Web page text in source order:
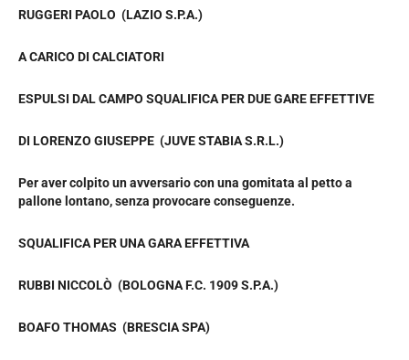
RUGGERI PAOLO (LAZIO S.P.A.)
A CARICO DI CALCIATORI
ESPULSI DAL CAMPO SQUALIFICA PER DUE GARE EFFETTIVE
DI LORENZO GIUSEPPE (JUVE STABIA S.R.L.)
Per aver colpito un avversario con una gomitata al petto a
pallone lontano, senza provocare conseguenze.
SQUALIFICA PER UNA GARA EFFETTIVA
RUBBI NICCOLÒ (BOLOGNA F.C. 1909 S.P.A.)
BOAFO THOMAS (BRESCIA SPA)